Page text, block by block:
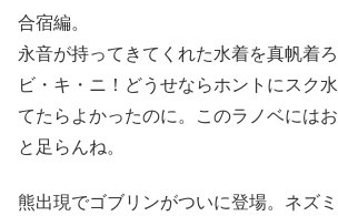
合宿編。
永音が持ってきてくれた水着を真帆着
ビ・キ・ニ！どうせならホントにスク
てたらよかったのに。このラノベには
と足らんね。
熊出現でゴブリンがついに登場。ネズ